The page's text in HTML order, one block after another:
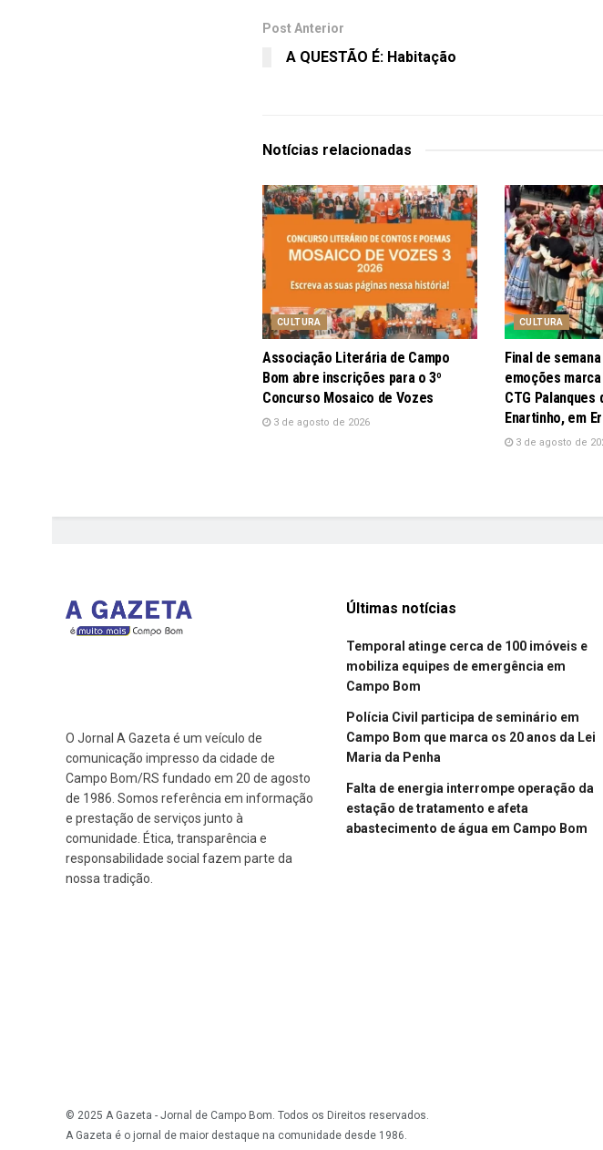
Post Anterior
A QUESTÃO É: Habitação
Notícias relacionadas
CULTURA
Associação Literária de Campo
Bom abre inscrições para o 3º
Concurso Mosaico de Vozes
3 de agosto de 2026
CULTURA
Final de
emoções
CTG Palanques
Enartinho, em
3 de agosto de
O Jornal A Gazeta é um veículo de
comunicação impresso da cidade de
Campo Bom/RS fundado em 20 de agosto
de 1986. Somos referência em informação
e prestação de serviços junto à
comunidade. Ética, transparência e
responsabilidade social fazem parte da
nossa tradição.
Últimas notícias
Temporal atinge cerca de 100 imóveis e
mobiliza equipes de emergência em
Campo Bom
Polícia Civil participa de seminário em
Campo Bom que marca os 20 anos da Lei
Maria da Penha
Falta de energia interrompe operação da
estação de tratamento e afeta
abastecimento de água em Campo Bom
© 2025 A Gazeta - Jornal de Campo Bom. Todos os Direitos reservados.
A Gazeta é o jornal de maior destaque na comunidade desde 1986.